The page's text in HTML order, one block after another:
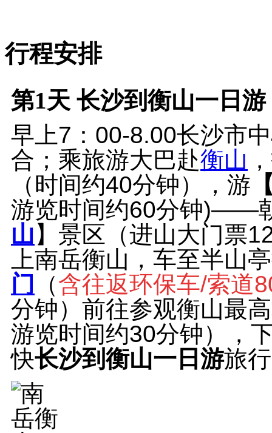
行程安排
第1天 长沙到衡山一日游
早上7：00-8.00长沙市
合；乘旅游大巴赴衡山
（时间约40分钟），游
游览时间约60分钟)——
山 】景区（进山大门票
上南岳衡山，车至半山
门
（含往返环保车/索道
分钟）前往参观衡山最
游览时间约30分钟），
快长沙到衡山一日游旅